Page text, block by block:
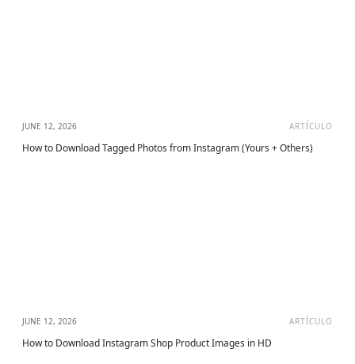
JUNE 12, 2026 ARTÍCULO
How to Download Tagged Photos from Instagram (Yours + Others)
JUNE 12, 2026 ARTÍCULO
How to Download Instagram Shop Product Images in HD